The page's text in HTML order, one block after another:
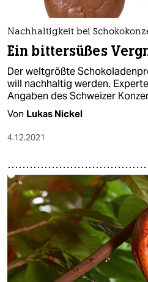
Nachhaltigkeit bei
Ein bittersüßes
Der weltgrößte
will nachhaltig werden.
Angaben des Schweizer
Von Lukas Nickel
4.12.2021